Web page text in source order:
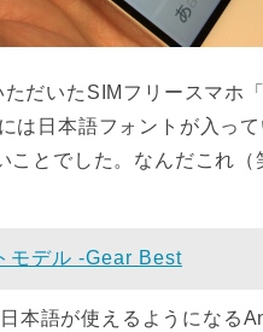
だいたSIMフリースマホ「
は日本語フォントが入っ
とでした。なんだこれ（
モデル -Gear Best
本語が使えるようになる